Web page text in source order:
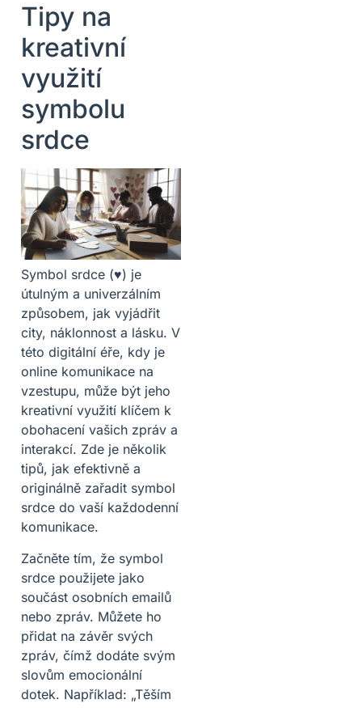
Tipy na
kreativní
využití
symbolu
srdce
Symbol srdce (♥) je
útulným a univerzálním
způsobem, jak vyjádřit
city, náklonnost a lásku. V
této digitální éře, kdy je
online komunikace na
vzestupu, může být jeho
kreativní využití klíčem k
obohacení vašich zpráv a
interakcí. Zde je několik
tipů, jak efektivně a
originálně zařadit symbol
srdce do vaší každodenní
komunikace.
Začněte tím, že symbol
srdce použijete jako
součást osobních emailů
nebo zpráv. Můžete ho
přidat na závěr svých
zpráv, čímž dodáte svým
slovům emocionální
dotek. Například: „Těším